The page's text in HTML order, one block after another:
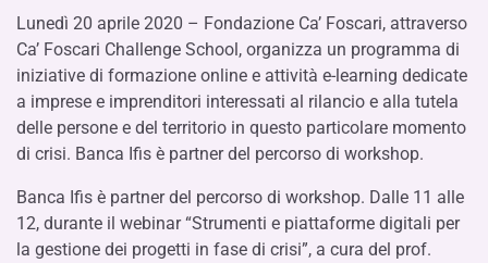
Lunedì 20 aprile 2020 – Fondazione Ca’ Foscari, attraverso
Ca’ Foscari Challenge School, organizza un programma di
iniziative di formazione online e attività e-learning dedicate
a imprese e imprenditori interessati al rilancio e alla tutela
delle persone e del territorio in questo particolare momento
di crisi. Banca Ifis è partner del percorso di workshop.
Banca Ifis è partner del percorso di workshop. Dalle 11 alle
12, durante il webinar “Strumenti e piattaforme digitali per
la gestione dei progetti in fase di crisi”, a cura del prof.